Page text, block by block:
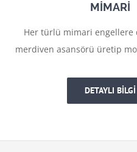
MİMARİ
Her türlü mimari engellere
merdiven asansörü üretip
DETAYLI BİLGİ